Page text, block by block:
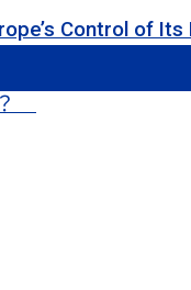
Control of